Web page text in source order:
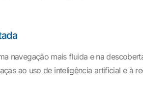
navegação mais fluida e na
ao uso de inteligência artificial e à